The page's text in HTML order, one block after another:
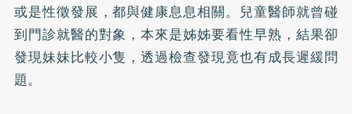
或是性徵發展，都與健康息息相關。兒童醫師就曾碰
到門診就醫的對象，本來是姊姊要看性早熟，結果卻
發現妹妹比較小隻，透過檢查發現竟也有成長遲緩問
題。